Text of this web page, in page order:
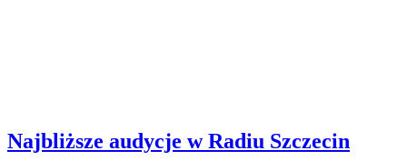
Najbliższe audycje w Radiu Szczecin